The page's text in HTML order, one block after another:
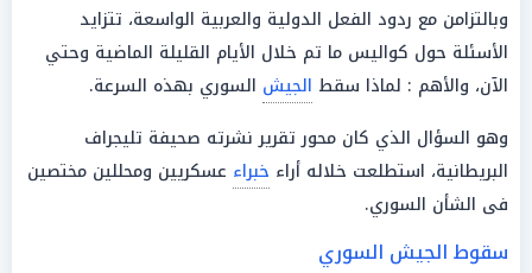
وبالتزامن مع ردود الفعل الدولية والعربية الواسعة، تتزايد
الأسئلة حول كواليس ما تم خلال الأيام القليلة الماضية وحتي
الآن، والأهم : لماذا سقط الجيش السوري بهذه السرعة.
وهو السؤال الذي كان محور تقرير نشرته صحيفة تليجراف
البريطانية، استطلعت خلاله أراء خبراء عسكريين ومحللين مختصين
فى الشأن السوري.
سقوط الجيش السوري